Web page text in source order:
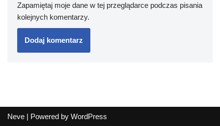
Zapamiętaj moje dane w tej przeglądarce podczas pisania
kolejnych komentarzy.
Neve | Powered by WordPress